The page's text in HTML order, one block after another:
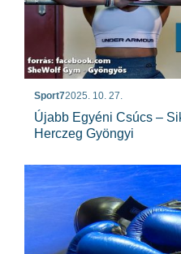
Sport72025. 10. 27.
Újabb Egyéni Csúcs –
Herczeg Gyöngyi